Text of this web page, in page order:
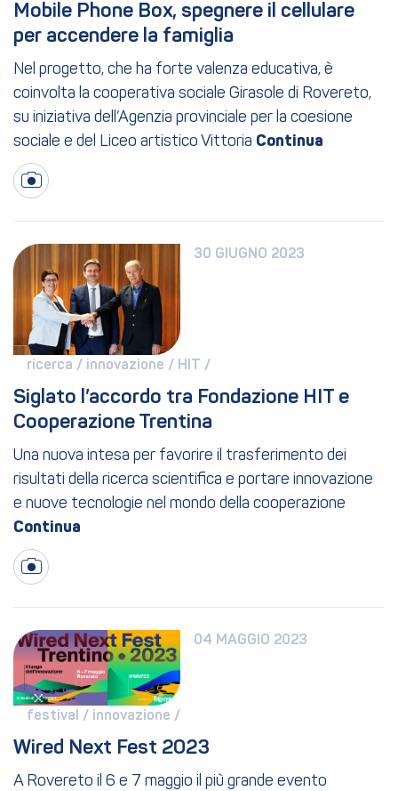
Mobile Phone Box, spegnere il cellulare
per accendere la famiglia
Nel progetto, che ha forte valenza educativa, è
coinvolta la cooperativa sociale Girasole di Rovereto,
su iniziativa dell’Agenzia provinciale per la coesione
sociale e del Liceo artistico Vittoria
30 GIUGNO 2023
ricerca / innovazione / HIT /
Siglato l’accordo tra Fondazione HIT e
Cooperazione Trentina
Una nuova intesa per favorire il trasferimento dei
risultati della ricerca scientifica e portare innovazione
e nuove tecnologie nel mondo della cooperazione
04 MAGGIO 2023
festival / innovazione /
Wired Next Fest 2023
A Rovereto il 6 e 7 maggio il più grande evento